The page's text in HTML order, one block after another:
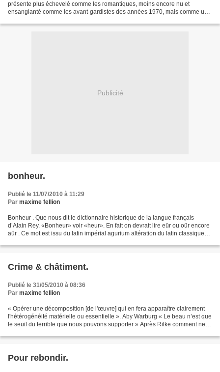
présente plus échevelé comme les romantiques, moins encore nu et
ensanglanté comme les avant-gardistes des années 1970, mais comme un
Publicité
bonheur.
Publié le 11/07/2010 à 11:29
Par maxime fellion
Bonheur . Que nous dit le dictionnaire historique de la langue français
d’Alain Rey. «Bonheur» voir «heur». En fait on devrait lire eür ou oür encore
aür . Ce mot est issu du latin impérial agurium altération du latin classique
Crime & châtiment.
Publié le 31/05/2010 à 08:36
Par maxime fellion
« Opérer une décomposition [de l'œuvre] qui en fera apparaître clairement
l'hétérogénéité matérielle ou essentielle ». Aby Warburg « Le beau n’est que
le seuil du terrible que nous pouvons supporter » Après Rilke comment ne
Pour rebondir.